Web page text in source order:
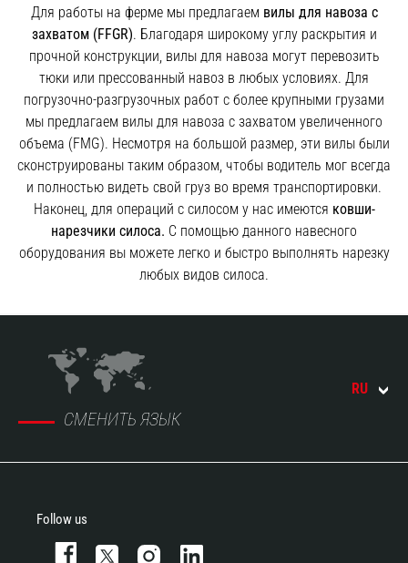
Для работы на ферме мы предлагаем вилы для навоза с
захватом (FFGR). Благодаря широкому углу раскрытия и
прочной конструкции, вилы для навоза могут перевозить
тюки или прессованный навоз в любых условиях. Для
погрузочно-разгрузочных работ с более крупными грузами
мы предлагаем вилы для навоза с захватом увеличенного
объема (FMG). Несмотря на большой размер, эти вилы были
сконструированы таким образом, чтобы водитель мог всегда
и полностью видеть свой груз во время транспортировки.
Наконец, для операций с силосом у нас имеются ковши-
нарезчики силоса. С помощью данного навесного
оборудования вы можете легко и быстро выполнять нарезку
любых видов силоса.
СМЕНИТЬ ЯЗЫК
RU
Follow us